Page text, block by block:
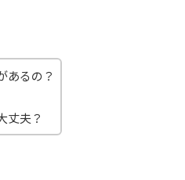
あるの？
丈夫？